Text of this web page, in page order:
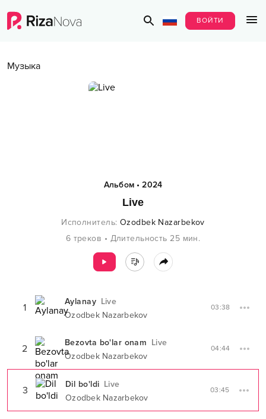
ВОЙТИ
Музыка
Альбом•2024
Live
Исполнитель: Ozodbek Nazarbekov
6 треков • Длительность 25 мин.
1 Aylanay Live
Ozodbek Nazarbekov
03:38
2 Bezovta bo'lar onam Live
Ozodbek Nazarbekov
04:44
3 Dil bo'ldi Live
Ozodbek Nazarbekov
03:45